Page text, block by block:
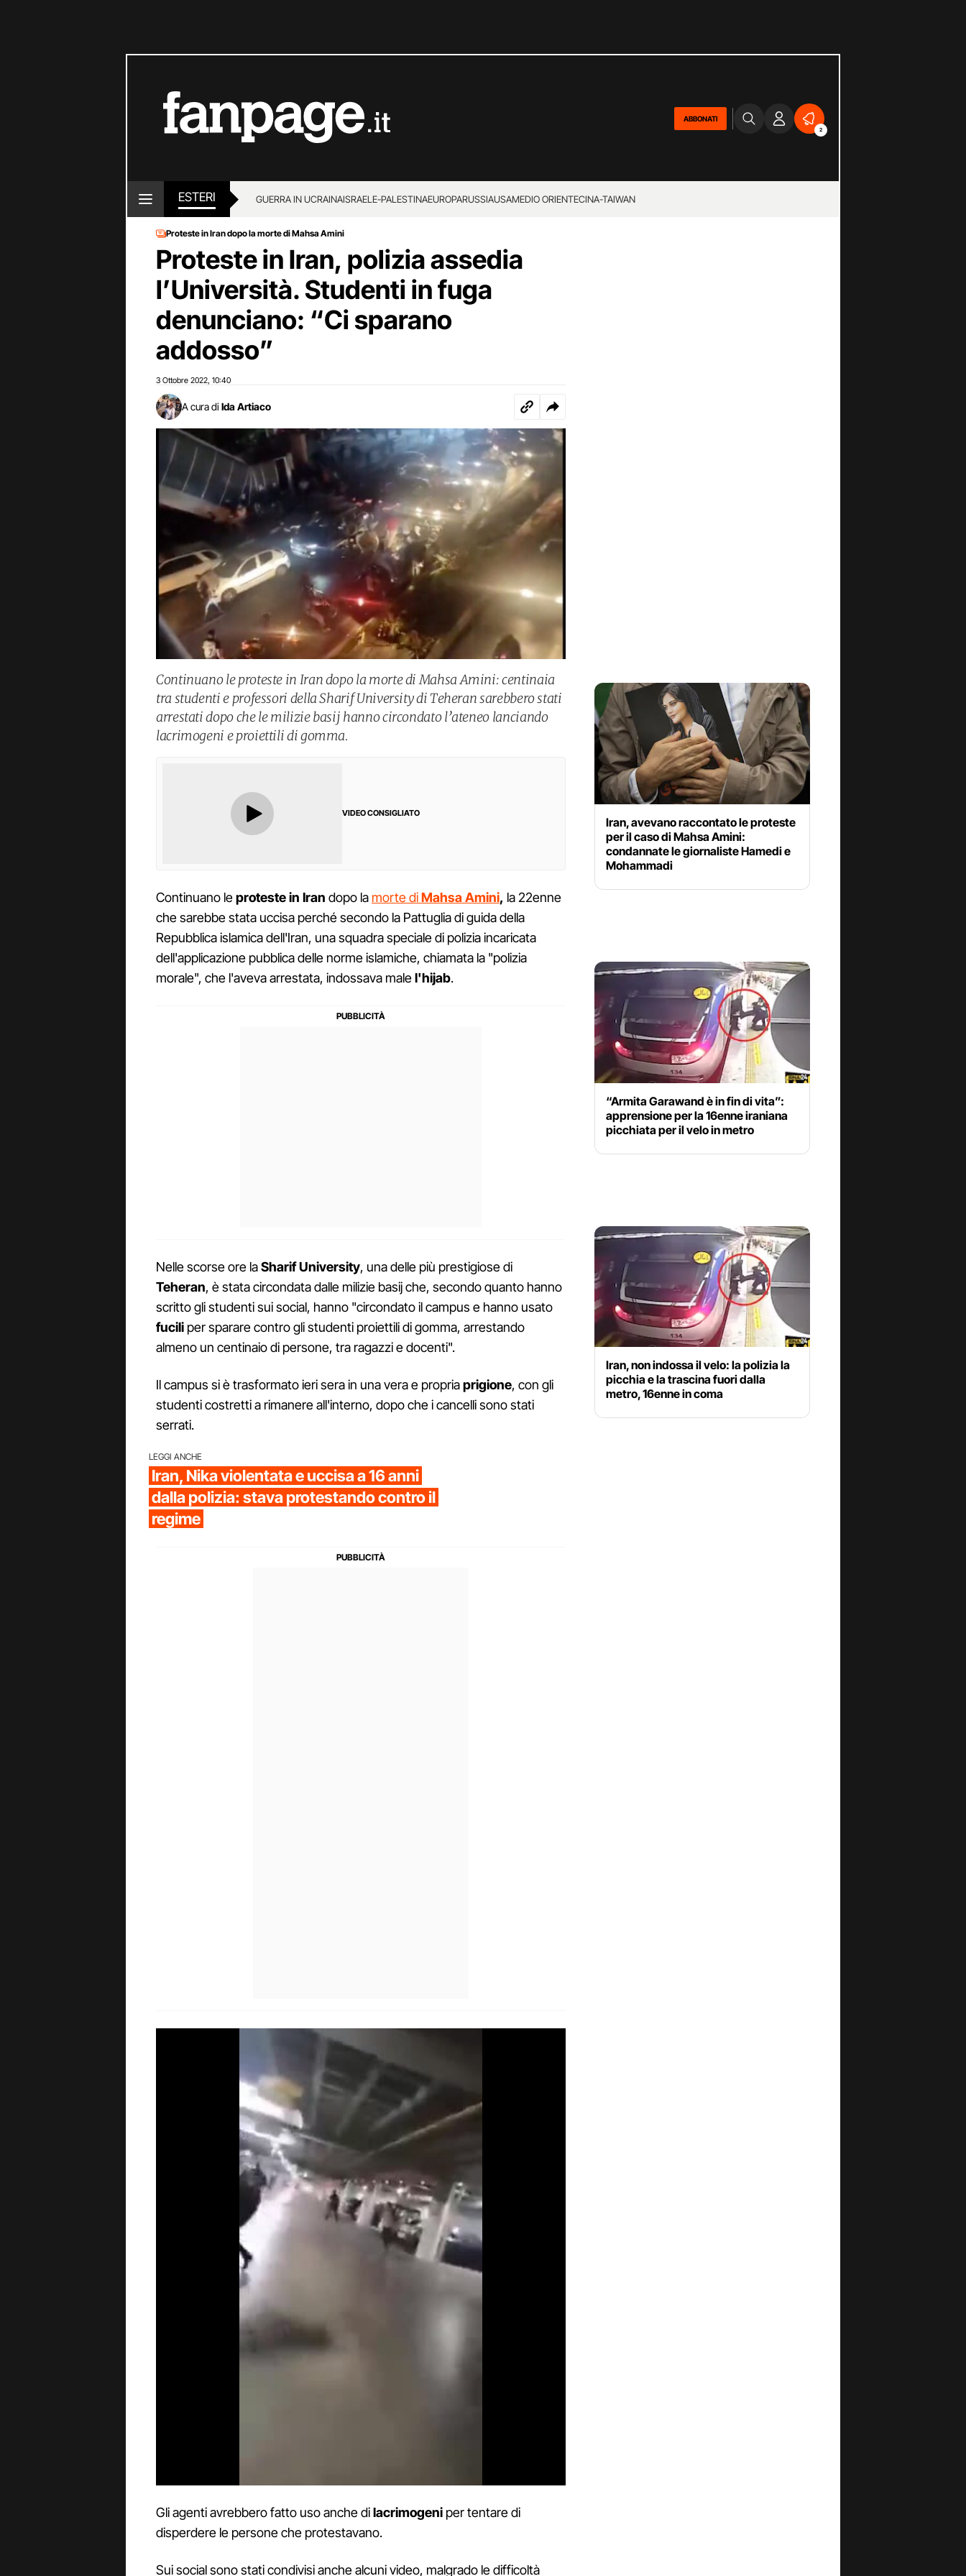
ABBONATI
2
ESTERI GUERRA IN UCRAINAISRAELE-PALESTINAEUROPARUSSIAUSAMEDIO ORIENTECINA-TAIWAN
Proteste in Iran dopo la morte di Mahsa Amini
Proteste in Iran, polizia assedia
l’Università. Studenti in fuga
denunciano: “Ci sparano
addosso”
3 Ottobre 2022 10:40
A cura di Ida Artiaco
Continuano le proteste in Iran dopo la morte di Mahsa Amini: centinaia
tra studenti e professori della Sharif University di Teheran sarebbero stati
arrestati dopo che le milizie basij hanno circondato l’ateneo lanciando
lacrimogeni e proiettili di gomma.
VIDEO CONSIGLIATO
Continuano leproteste in Iran dopo la morte diMahsa Amini, la 22enne
che sarebbe stata uccisa perché secondo la Pattuglia di guida della
Repubblica islamica dell'Iran, una squadra speciale di polizia incaricata
dell'applicazione pubblica delle norme islamiche, chiamata la "polizia
morale", che l'aveva arrestata, indossava malel'hijab.
Nelle scorse ore laSharif University, una delle più prestigiose di
Teheran, è stata circondata dalle milizie basij che, secondo quanto hanno
scritto gli studenti sui social, hanno "circondato il campus e hanno usato
fucili per sparare contro gli studenti proiettili di gomma, arrestando
almeno un centinaio di persone, tra ragazzi e docenti".
Il campus si è trasformato ieri sera in una vera e propriaprigione, con gli
studenti costretti a rimanere all'interno, dopo che i cancelli sono stati
serrati.
LEGGI ANCHE
Iran, Nika violentata e uccisa a 16 anni
dalla polizia: stava protestando contro il
regime
Gli agenti avrebbero fatto uso anche dilacrimogeni per tentare di
disperdere le persone che protestavano.
Sui social sono stati condivisi anche alcuni video, malgrado le difficoltà
Iran, avevano raccontato le proteste
per il caso di Mahsa Amini:
condannate le giornaliste Hamedi e
Mohammadi
“Armita Garawand è in fin di vita”:
apprensione per la 16enne iraniana
picchiata per il velo in metro
Iran, non indossa il velo: la polizia la
picchia e la trascina fuori dalla
metro, 16enne in coma